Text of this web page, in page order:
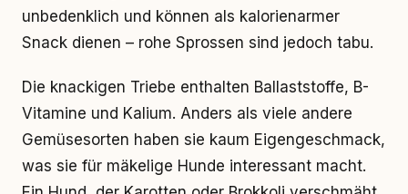
unbedenklich und können als kalorienarmer
Snack dienen – rohe Sprossen sind jedoch tabu.
Die knackigen Triebe enthalten Ballaststoffe, B-
Vitamine und Kalium. Anders als viele andere
Gemüsesorten haben sie kaum Eigengeschmack,
was sie für mäkelige Hunde interessant macht.